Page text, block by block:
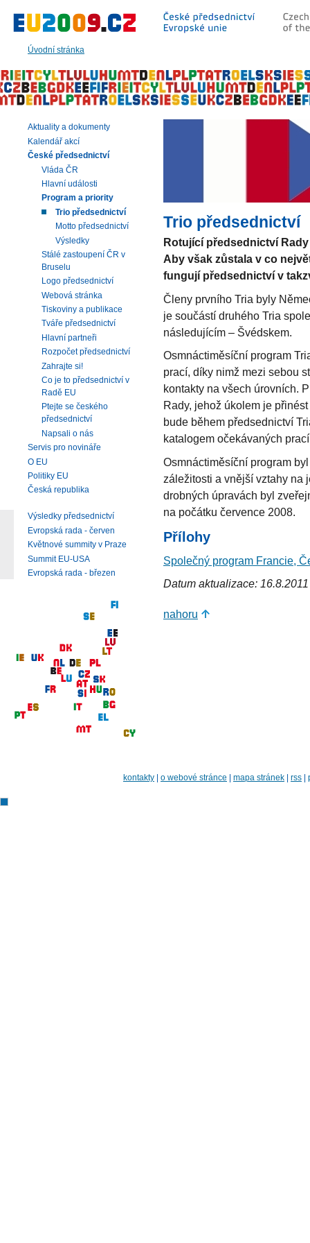
Úvodní stránka
hlavní
|
navigaci
|
vyhledávání
Trio předsednictví
Rotující předsednictví
Aby však zůstala v co
fungují předsednictví v
Členy prvního Tria byly
je součástí druhého Tria
následujícím – Švédskem.
Osmnáctiměsíční program
prací, díky nimž mezi sebou
kontakty na všech úrovních.
Rady, jehož úkolem je
bude během předsednictví
katalogem očekávaných
Osmnáctiměsíční program
záležitosti a vnější vztahy na
drobných úpravách byl
na počátku července 2008.
Přílohy
Společný program Francie,
Datum aktualizace:
nahoru
Aktuality a dokumenty
Kalendář akcí
České předsednictví
Vláda ČR
Hlavní události
Program a priority
Trio předsednictví
Motto předsednictví
Výsledky
Stálé zastoupení ČR v
Bruselu
Logo předsednictví
Webová stránka
Tiskoviny a publikace
Tváře předsednictví
Hlavní partneři
Rozpočet předsednictví
Zahrajte si!
Co je to předsednictví v
Radě EU
Ptejte se českého
předsednictví
Napsali o nás
Servis pro novináře
O EU
Politiky EU
Česká republika
Výsledky předsednictví
Evropská rada - červen
Květnové summity v Praze
Summit EU-USA
Evropská rada - březen
kontakty o webové stránce mapa stránek rss